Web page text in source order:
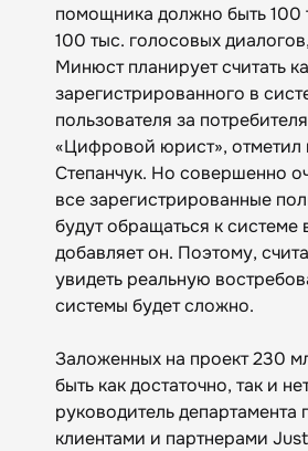
помощника должно быть 100
100 тыс. голосовых
Минюст планирует считать
зарегистрированного в
пользователя за
«Цифровой юрист», отметил
Степанчук. Но совершенно
все зарегистрированные
будут обращаться к системе
добавляет он. Поэтому,
увидеть реальную
системы будет сложно.
Заложенных на проект 230
быть как достаточно, так и
руководитель департамента
клиентами и партнерами